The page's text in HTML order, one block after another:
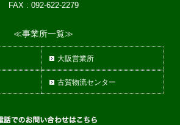
FAX : 092-622-2279
≪事業所一覧≫
大阪営業所
古賀物流センター